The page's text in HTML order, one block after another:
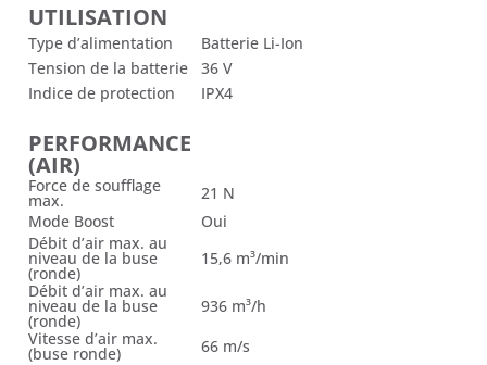
UTILISATION
Type d’alimentation
Batterie Li-Ion
Tension de la batterie
36 V
Indice de protection
IPX4
PERFORMANCE
(AIR)
Force de soufflage
max.
21 N
Mode Boost
Oui
Débit d’air max. au
niveau de la buse
(ronde)
15,6 m³/min
Débit d’air max. au
niveau de la buse
(ronde)
936 m³/h
Vitesse d’air max.
(buse ronde) 66 m/s